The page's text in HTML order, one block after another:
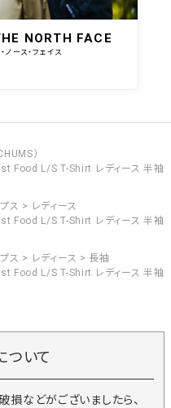
NORTH FACE
ノース・フェイス
）
Food L/S T-Shirt レディース 半袖
プス
レディース
Food L/S T-Shirt レディース 半袖
プス レディース
長袖
Food L/S T-Shirt レディース 半袖
ついて
損などがございましたら、